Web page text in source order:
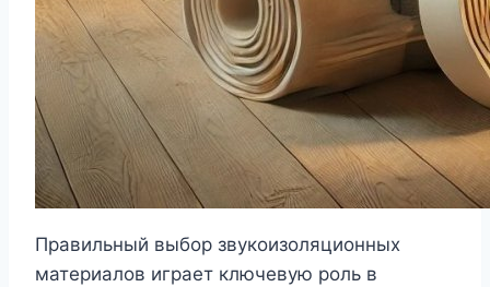
Правильный выбор звукоизоляционных
материалов играет ключевую роль в